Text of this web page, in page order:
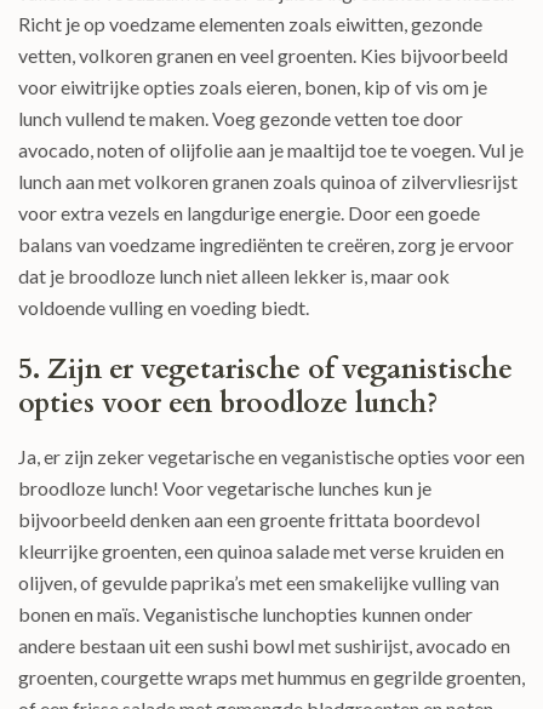
Richt je op voedzame elementen zoals eiwitten, gezonde
vetten, volkoren granen en veel groenten. Kies bijvoorbeeld
voor eiwitrijke opties zoals eieren, bonen, kip of vis om je
lunch vullend te maken. Voeg gezonde vetten toe door
avocado, noten of olijfolie aan je maaltijd toe te voegen. Vul je
lunch aan met volkoren granen zoals quinoa of zilvervliesrijst
voor extra vezels en langdurige energie. Door een goede
balans van voedzame ingrediënten te creëren, zorg je ervoor
dat je broodloze lunch niet alleen lekker is, maar ook
voldoende vulling en voeding biedt.
5. Zijn er vegetarische of veganistische
opties voor een broodloze lunch?
Ja, er zijn zeker vegetarische en veganistische opties voor een
broodloze lunch! Voor vegetarische lunches kun je
bijvoorbeeld denken aan een groente frittata boordevol
kleurrijke groenten, een quinoa salade met verse kruiden en
olijven, of gevulde paprika’s met een smakelijke vulling van
bonen en maïs. Veganistische lunchopties kunnen onder
andere bestaan uit een sushi bowl met sushirijst, avocado en
groenten, courgette wraps met hummus en gegrilde groenten,